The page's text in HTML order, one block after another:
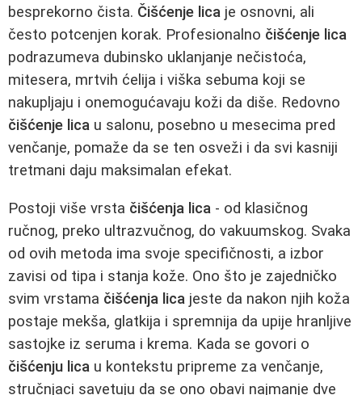
besprekorno čista. Čišćenje lica je osnovni, ali
često potcenjen korak. Profesionalno čišćenje lica
podrazumeva dubinsko uklanjanje nečistoća,
mitesera, mrtvih ćelija i viška sebuma koji se
nakupljaju i onemogućavaju koži da diše. Redovno
čišćenje lica u salonu, posebno u mesecima pred
venčanje, pomaže da se ten osveži i da svi kasniji
tretmani daju maksimalan efekat.
Postoji više vrsta čišćenja lica - od klasičnog
ručnog, preko ultrazvučnog, do vakuumskog. Svaka
od ovih metoda ima svoje specifičnosti, a izbor
zavisi od tipa i stanja kože. Ono što je zajedničko
svim vrstama čišćenja lica jeste da nakon njih koža
postaje mekša, glatkija i spremnija da upije hranljive
sastojke iz seruma i krema. Kada se govori o
čišćenju lica u kontekstu pripreme za venčanje,
stručnjaci savetuju da se ono obavi najmanje dve